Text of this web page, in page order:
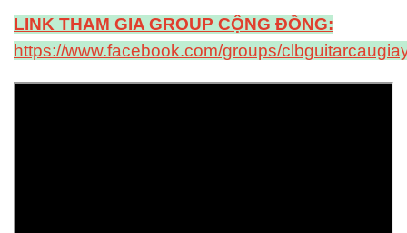
LINK THAM GIA GROUP CỘNG ĐỒNG:
https://www.facebook.com/groups/